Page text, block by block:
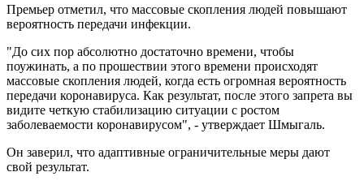
Премьер отметил, что массовые скопления людей повышают
вероятность передачи инфекции.
"До сих пор абсолютно достаточно времени, чтобы
поужинать, а по прошествии этого времени происходят
массовые скопления людей, когда есть огромная вероятность
передачи коронавируса. Как результат, после этого запрета вы
видите четкую стабилизацию ситуации с ростом
заболеваемости коронавирусом", - утверждает Шмыгаль.
Он заверил, что адаптивные ограничительные меры дают
свой результат.